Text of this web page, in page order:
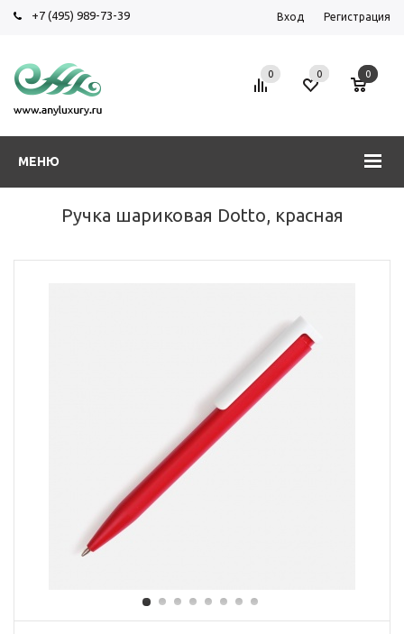
+7 (495) 989-73-39 Вход Регистрация
МЕНЮ
0 0 0
Ручка шариковая Dotto, красная